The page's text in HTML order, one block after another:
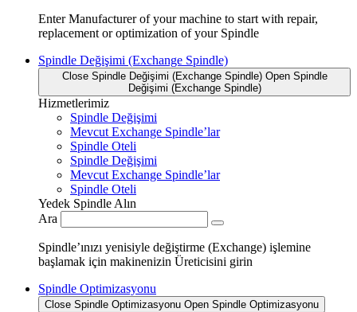
Enter Manufacturer of your machine to start with repair,
replacement or optimization of your Spindle
Spindle Değişimi (Exchange Spindle)
Close Spindle Değişimi (Exchange Spindle) Open Spindle
Değişimi (Exchange Spindle)
Hizmetlerimiz
Spindle Değişimi
Mevcut Exchange Spindle’lar
Spindle Oteli
Spindle Değişimi
Mevcut Exchange Spindle’lar
Spindle Oteli
Yedek Spindle Alın
Ara
Spindle’ınızı yenisiyle değiştirme (Exchange) işlemine
başlamak için makinenizin Üreticisini girin
Spindle Optimizasyonu
Close Spindle Optimizasyonu Open Spindle Optimizasyonu